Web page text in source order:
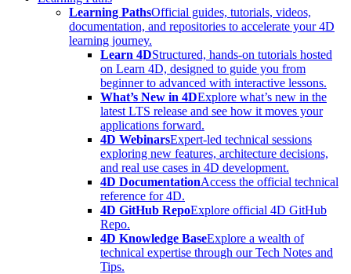
Learning PathsOfficial guides, tutorials, videos,
documentation, and repositories to accelerate your 4D
learning journey.
Learn 4DStructured, hands-on tutorials hosted
on Learn 4D, designed to guide you from
beginner to advanced with interactive lessons.
What’s New in 4DExplore what’s new in the
latest LTS release and see how it moves your
applications forward.
4D WebinarsExpert-led technical sessions
exploring new features, architecture decisions,
and real use cases in 4D development.
4D DocumentationAccess the official technical
reference for 4D.
4D GitHub RepoExplore official 4D GitHub
Repo.
4D Knowledge BaseExplore a wealth of
technical expertise through our Tech Notes and
Tips.